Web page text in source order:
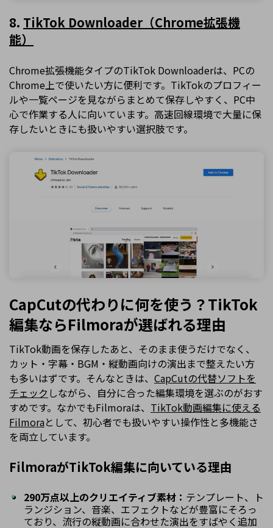
8. TikTok Downloader（Chrome拡張機
能）
Chrome拡張機能タイプのTikTok Downloaderは、PCの
Chrome上で使いたい方に便利です。TikTokのプロフィー
ルや一覧ページを見ながらまとめて保存しやすく、PC中
心で作業する人に向いています。高速回線環境で大量に保
存したいときにも扱いやすい選択肢です。
CapCutの代わりに何を使う？TikTok
編集ならFilmoraが選ばれる理由
TikTok動画を保存したあと、そのまま使うだけでなく、
カット・字幕・BGM・縦動画向けの演出まで整えたい方
も多いはずです。そんなときは、 CapCutの代替ソフトを
チェック しながら、自分に合った編集環境を選ぶのがおす
すめです。なかでもFilmoraは、 TikTok動画編集に使える
Filmoraとして、初心者でも扱いやすい操作性と多機能さ
を両立しています。
FilmoraがTikTok編集に向いている理由
290万点以上のクリエイティブ素材： テンプレート、ト
ランジション、音楽、エフェクトなどが豊富にそろっ
ており、流行の縦動画に合わせた演出をすばやく追加